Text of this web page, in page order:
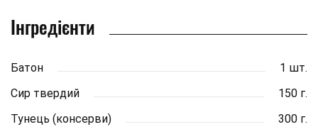
Інгредієнти
Батон
1 шт.
Сир твердий
150 г.
Тунець (консерви)
300 г.